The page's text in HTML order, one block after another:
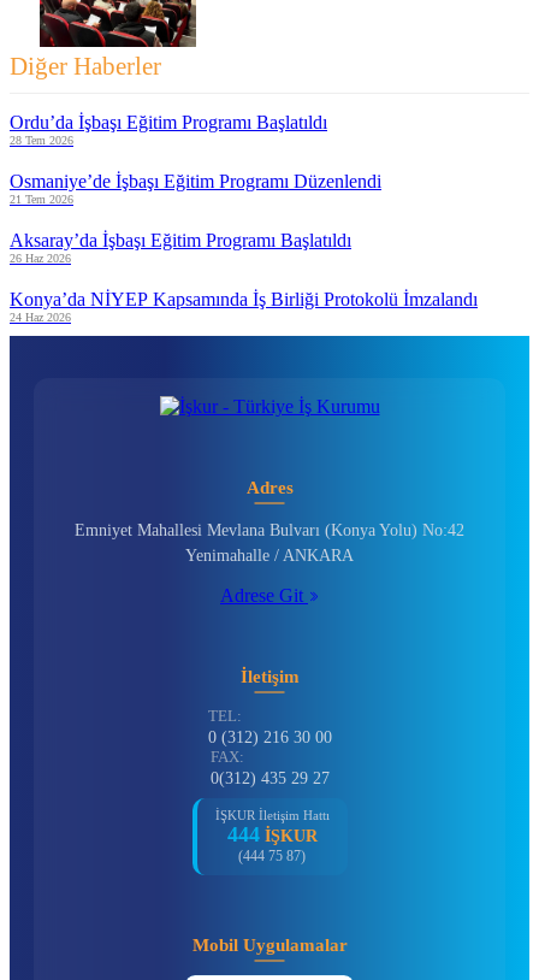
Diğer Haberler
Ordu’da İşbaşı Eğitim Programı Başlatıldı
28 Tem 2026
Osmaniye’de İşbaşı Eğitim Programı Düzenlendi
21 Tem 2026
Aksaray’da İşbaşı Eğitim Programı Başlatıldı
26 Haz 2026
Konya’da NİYEP Kapsamında İş Birliği Protokolü İmzalandı
24 Haz 2026
Adres
Emniyet Mahallesi Mevlana Bulvarı (Konya Yolu) No:42
Yenimahalle / ANKARA
Adrese Git
İletişim
TEL:
0 (312) 216 30 00
FAX:
0(312) 435 29 27
İŞKUR İletişim Hattı
444 İŞKUR
(444 75 87)
Mobil Uygulamalar